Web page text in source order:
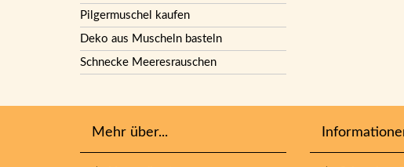
Pilgermuschel kaufen
Deko aus Muscheln basteln
Schnecke Meeresrauschen
Mehr über...